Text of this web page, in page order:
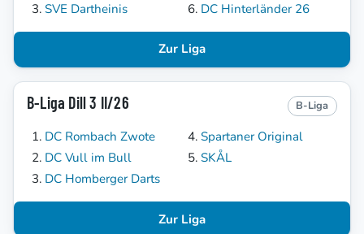
SVE Dartheinis
DC Hinterländer 26
Zur Liga
B-Liga Dill 3 II/26 B-Liga
DC Rombach Zwote
DC Vull im Bull
DC Homberger Darts
Spartaner Original
SKÅL
Zur Liga